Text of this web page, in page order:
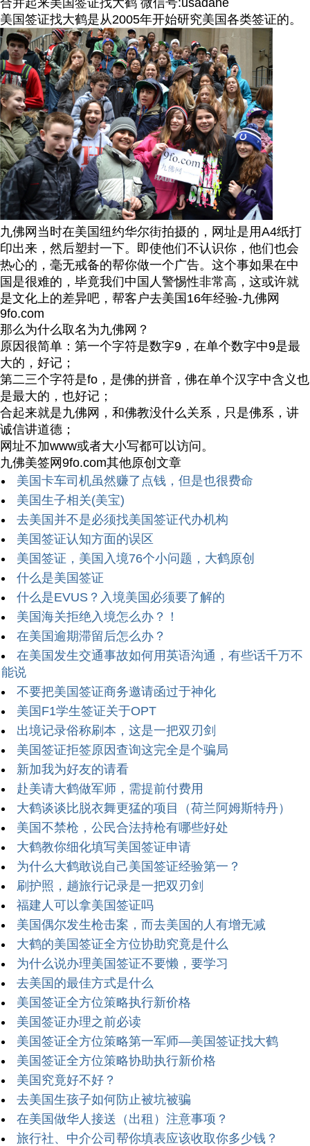
美国签证找大鹤是从2005年开始研究美国各类签证的。
九佛网当时在美国纽约华尔街拍摄的，网址是用A4纸打
印出来，然后塑封一下。即使他们不认识你，他们也会
热心的，毫无戒备的帮你做一个广告。这个事如果在中
国是很难的，毕竟我们中国人警惕性非常高，这或许就
是文化上的差异吧，帮客户去美国16年经验-九佛网
9fo.com
那么为什么取名为九佛网？
原因很简单：第一个字符是数字9，在单个数字中9是最
大的，好记；
第二三个字符是fo，是佛的拼音，佛在单个汉字中含义也
是最大的，也好记；
合起来就是九佛网，和佛教没什么关系，只是佛系，讲
诚信讲道德；
网址不加www或者大小写都可以访问。
九佛美签网9fo.com其他原创文章
美国卡车司机虽然赚了点钱，但是也很费命
美国生子相关(美宝)
去美国并不是必须找美国签证代办机构
美国签证认知方面的误区
美国签证，美国入境76个小问题，大鹤原创
什么是美国签证
什么是EVUS？入境美国必须要了解的
美国海关拒绝入境怎么办？！
在美国逾期滞留后怎么办？
在美国发生交通事故如何用英语沟通，有些话千万不
能说
不要把美国签证商务邀请函过于神化
美国F1学生签证关于OPT
出境记录俗称刷本，这是一把双刃剑
美国签证拒签原因查询这完全是个骗局
新加我为好友的请看
赴美请大鹤做军师，需提前付费用
大鹤谈谈比脱衣舞更猛的项目（荷兰阿姆斯特丹）
美国不禁枪，公民合法持枪有哪些好处
大鹤教你细化填写美国签证申请
为什么大鹤敢说自己美国签证经验第一？
刷护照，趟旅行记录是一把双刃剑
福建人可以拿美国签证吗
美国偶尔发生枪击案，而去美国的人有增无减
大鹤的美国签证全方位协助究竟是什么
为什么说办理美国签证不要懒，要学习
去美国的最佳方式是什么
美国签证全方位策略执行新价格
美国签证办理之前必读
美国签证全方位策略第一军师—美国签证找大鹤
美国签证全方位策略协助执行新价格
美国究竟好不好？
去美国生孩子如何防止被坑被骗
在美国做华人接送（出租）注意事项？
旅行社、中介公司帮你填表应该收取你多少钱？